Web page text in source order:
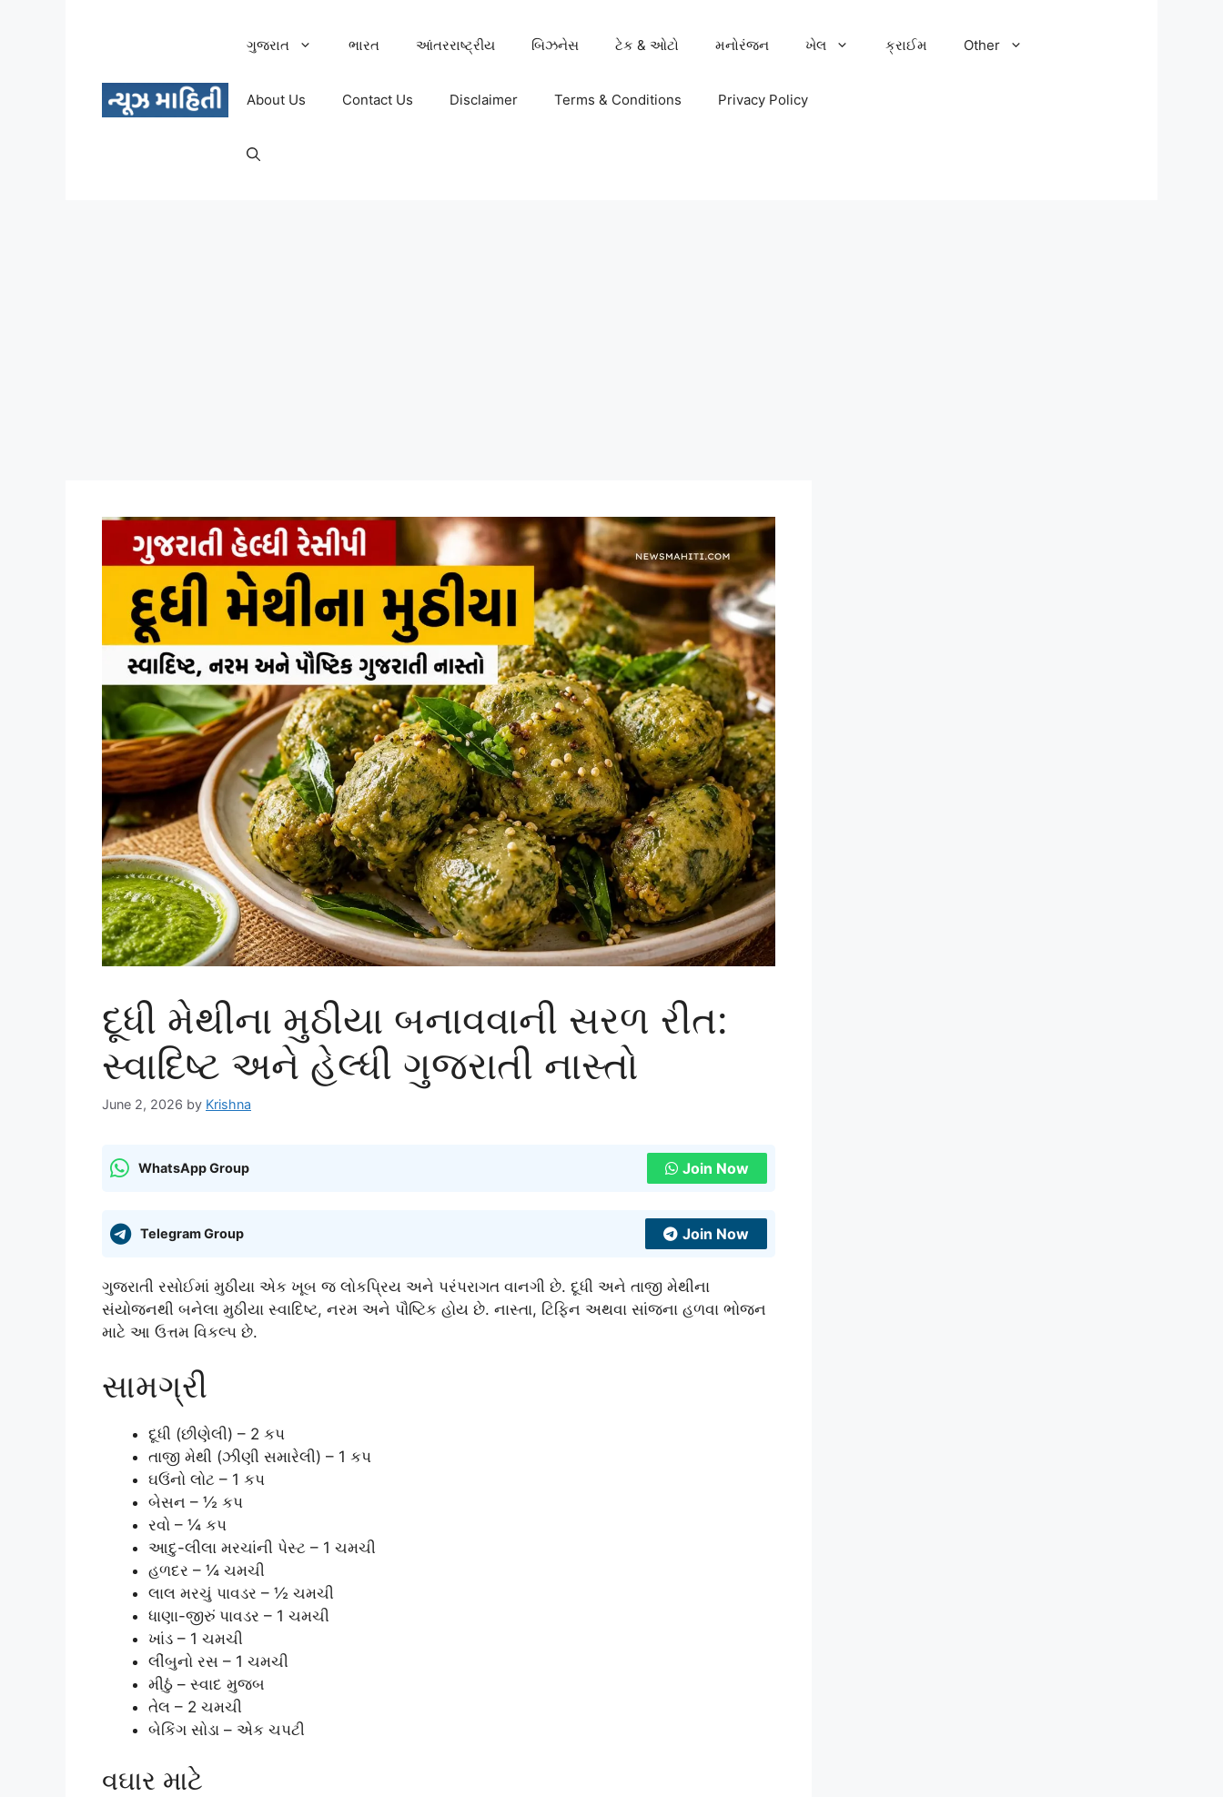
ગુજરાત ભારત આંતરરાષ્ટ્રીય બિઝનેસ ટેક & ઓટો મનોરંજન ખેલ ક્રાઈમ Other
About Us Contact Us Disclaimer Terms & Conditions Privacy Policy
દૂધી મેથીના મુઠીયા બનાવવાની સરળ રીત:
સ્વાદિષ્ટ અને હેલ્ધી ગુજરાતી નાસ્તો
June 2, 2026 by Krishna
WhatsApp Group Join Now
Telegram Group Join Now
ગુજરાતી રસોઈમાં મુઠીયા એક ખૂબ જ લોકપ્રિય અને પરંપરાગત વાનગી છે. દૂધી અને તાજી મેથીના
સંયોજનથી બનેલા મુઠીયા સ્વાદિષ્ટ, નરમ અને પૌષ્ટિક હોય છે. નાસ્તા, ટિફિન અથવા સાંજના હળવા ભોજન
માટે આ ઉત્તમ વિકલ્પ છે.
સામગ્રી
દૂધી (છીણેલી) – 2 કપ
તાજી મેથી (ઝીણી સમારેલી) – 1 કપ
ઘઉંનો લોટ – 1 કપ
બેસન – ½ કપ
રવો – ¼ કપ
આદુ-લીલા મરચાંની પેસ્ટ – 1 ચમચી
હળદર – ¼ ચમચી
લાલ મરચું પાવડર – ½ ચમચી
ધાણા-જીરું પાવડર – 1 ચમચી
ખાંડ – 1 ચમચી
લીંબુનો રસ – 1 ચમચી
મીઠું – સ્વાદ મુજબ
તેલ – 2 ચમચી
બેકિંગ સોડા – એક ચપટી
વઘાર માટે